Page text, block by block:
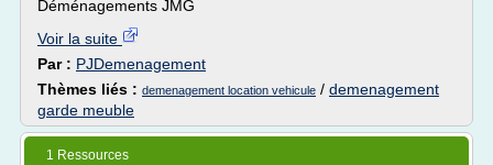
Déménagements JMG
Voir la suite
Par : PJDemenagement
Thèmes liés : demenagement location vehicule / demenagement
garde meuble
1 Ressources